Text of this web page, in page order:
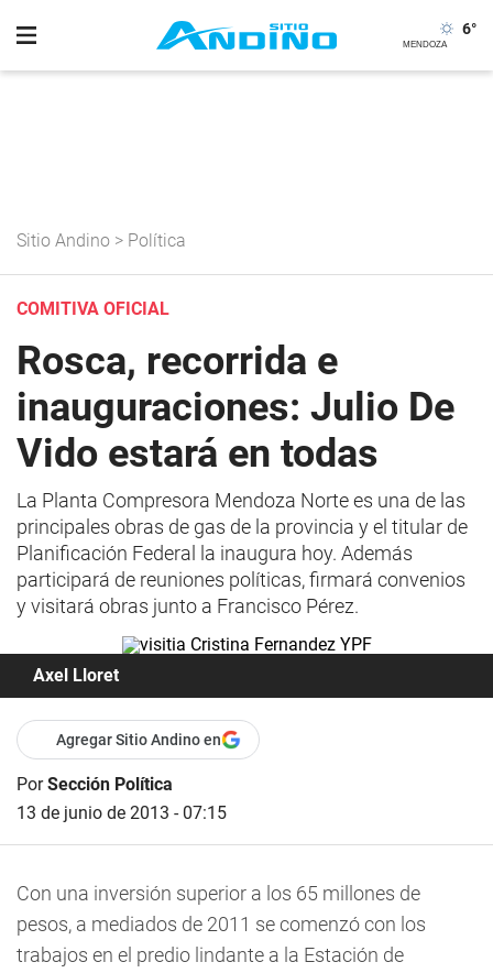
6°
Sitio Andino > Política
COMITIVA OFICIAL
Rosca, recorrida e
inauguraciones: Julio De
Vido estará en todas
La Planta Compresora Mendoza Norte es una de las
principales obras de gas de la provincia y el titular de
Planificación Federal la inaugura hoy. Además
participará de reuniones políticas, firmará convenios
y visitará obras junto a Francisco Pérez.
Axel Lloret
Agregar Sitio Andino en
PorSección Política
13 de junio de 2013 - 07:15
Con una inversión superior a los 65 millones de
pesos, a mediados de 2011 se comenzó con los
trabajos en el predio lindante a la Estación de